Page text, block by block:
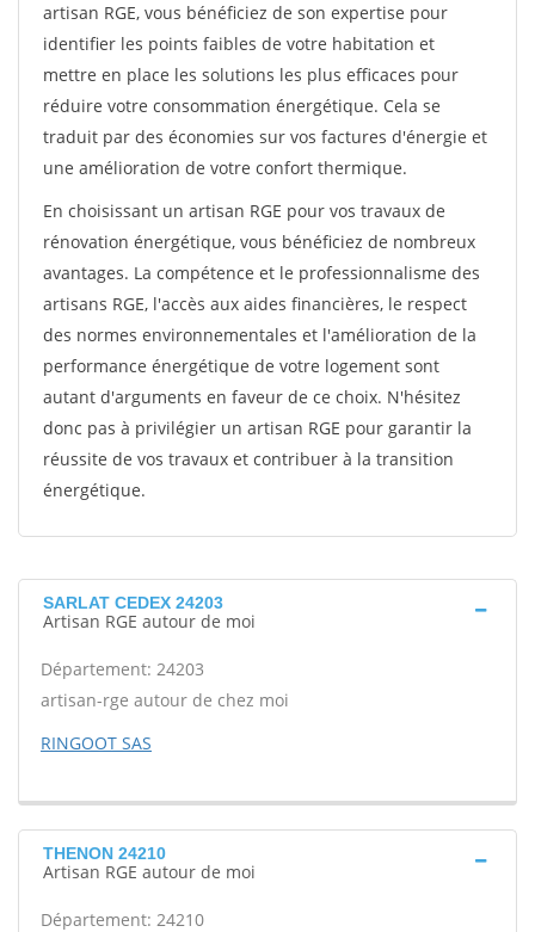
artisan RGE, vous bénéficiez de son expertise pour
identifier les points faibles de votre habitation et
mettre en place les solutions les plus efficaces pour
réduire votre consommation énergétique. Cela se
traduit par des économies sur vos factures d'énergie et
une amélioration de votre confort thermique.
En choisissant un artisan RGE pour vos travaux de
rénovation énergétique, vous bénéficiez de nombreux
avantages. La compétence et le professionnalisme des
artisans RGE, l'accès aux aides financières, le respect
des normes environnementales et l'amélioration de la
performance énergétique de votre logement sont
autant d'arguments en faveur de ce choix. N'hésitez
donc pas à privilégier un artisan RGE pour garantir la
réussite de vos travaux et contribuer à la transition
énergétique.
SARLAT CEDEX 24203
Artisan RGE autour de moi
Département: 24203
artisan-rge autour de chez moi
RINGOOT SAS
THENON 24210
Artisan RGE autour de moi
Département: 24210